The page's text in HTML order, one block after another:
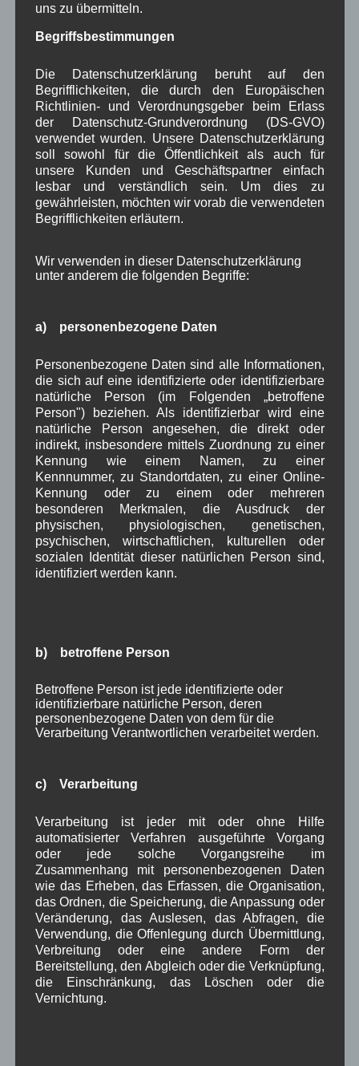
Beitragsarchiv
August 2026(2)
Juli 2026(9)
Juni 2026(4)
(11)
April 2026(8)
März 2026
(9)
Februar 2026(6)
Januar 2026(8)
Dezember 2025(14)
September 2025(5)
August 2025(2)
Mai 2025(3)
März 2025(5)
Februar 2025(9)
Januar 2025(8)
Dezember 2024(7)
November 2024(14)
Oktober 2024(10)
September 2024
(8)
August 2024(2)
Juli 2024
(9)
Juni 2024(4)
Mai 2024(4)
April 2024(5)
März 2024(4)
Oktober 2023(8)
August 2023(4)
Juli 2023(8)
Juni 2023(7)
Mai 2023(8)
Februar 2023(3)
Dezember 2022(7)
November 2022(8)
Oktober 2022(8)
September 2022(2)
August 2022(6)
Juli 2022(5)
Juni 2022(4)
Mai 2022(5)
April 2022(8)
März 2022(6)
Februar 2022(4)
(3)
uns zu übermitteln.
Begriffsbestimmungen
Die Datenschutzerklärung beruht auf den
Begrifflichkeiten, die durch den Europäischen
Richtlinien- und Verordnungsgeber beim Erlass
der Datenschutz-Grundverordnung (DS-GVO)
verwendet wurden. Unsere Datenschutzerklärung
soll sowohl für die Öffentlichkeit als auch für
unsere Kunden und Geschäftspartner einfach
lesbar und verständlich sein. Um dies zu
gewährleisten, möchten wir vorab die verwendeten
Begrifflichkeiten erläutern.
Wir verwenden in dieser Datenschutzerklärung
unter anderem die folgenden Begriffe:
a) personenbezogene Daten
Personenbezogene Daten sind alle Informationen,
die sich auf eine identifizierte oder identifizierbare
natürliche Person (im Folgenden „betroffene
Person") beziehen. Als identifizierbar wird eine
natürliche Person angesehen, die direkt oder
indirekt, insbesondere mittels Zuordnung zu einer
Kennung wie einem Namen, zu einer
Kennnummer, zu Standortdaten, zu einer Online-
Kennung oder zu einem oder mehreren
besonderen Merkmalen, die Ausdruck der
physischen, physiologischen, genetischen,
psychischen, wirtschaftlichen, kulturellen oder
sozialen Identität dieser natürlichen Person sind,
identifiziert werden kann.
b) betroffene Person
Betroffene Person ist jede identifizierte oder
identifizierbare natürliche Person, deren
personenbezogene Daten von dem für die
Verarbeitung Verantwortlichen verarbeitet werden.
c) Verarbeitung
Verarbeitung ist jeder mit oder ohne Hilfe
automatisierter Verfahren ausgeführte Vorgang
oder jede solche Vorgangsreihe im
Zusammenhang mit personenbezogenen Daten
wie das Erheben, das Erfassen, die Organisation,
das Ordnen, die Speicherung, die Anpassung oder
Veränderung, das Auslesen, das Abfragen, die
Verwendung, die Offenlegung durch Übermittlung,
Verbreitung oder eine andere Form der
Bereitstellung, den Abgleich oder die Verknüpfung,
die Einschränkung, das Löschen oder die
Vernichtung.